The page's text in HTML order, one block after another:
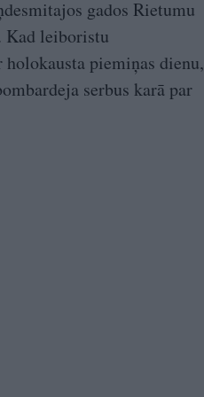
gados Rietumu
Kad leiboristu
piemiņas dienu,
serbus karā par